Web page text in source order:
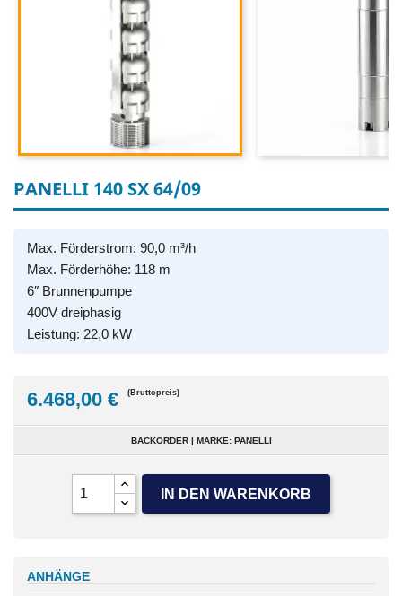
PANELLI 140 SX 64/09
Max. Förderstrom: 90,0 m³/h
Max. Förderhöhe: 118 m
6″ Brunnenpumpe
400V dreiphasig
Leistung: 22,0 kW
6.468,00 € (Bruttopreis)
BACKORDER | MARKE: PANELLI
IN DEN WARENKORB
ANHÄNGE